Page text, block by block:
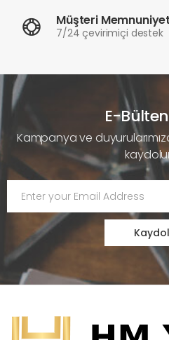
Müşteri
7/24 çevirimiçi destek
E-
Kampanya ve
Kaydol